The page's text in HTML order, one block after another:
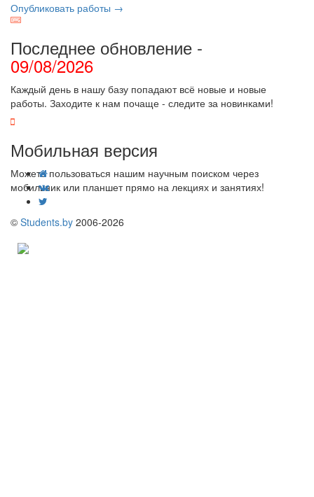
Опубликовать работы →
Последнее обновление -
09/08/2026
Каждый день в нашу базу попадают всё новые и новые
работы. Заходите к нам почаще - следите за новинками!
Мобильная версия
Можете пользоваться нашим научным поиском через
мобильник или планшет прямо на лекциях и занятиях!
© Students.by 2006-2026